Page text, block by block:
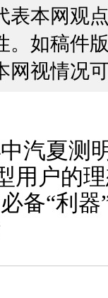
表本网观
。如稿件
网视情况
中汽夏测
用户的
备“利